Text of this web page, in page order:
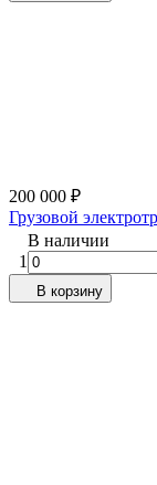
200 000 ₽
Грузовой
В наличии
1
В корзину